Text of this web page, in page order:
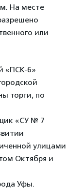
На месте
или
«ПСК-6»
торги, по
«СУ № 7
улицами
Октября и
Уфы.